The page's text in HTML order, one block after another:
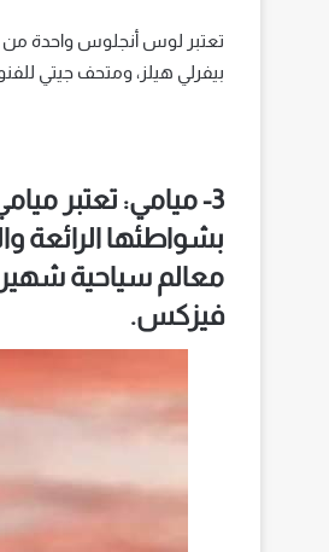
تعتبر لوس أنجلوس واحدة من
بيفرلي هيلز، ومتحف جيتي
3- ميامي: تعتبر
بشواطئها الرائعة
معالم سياحية
فيزكس.